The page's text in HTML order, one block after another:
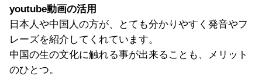
youtube動画の活用
日本人や中国人の方が、とても分かりやすく発音やフ
レーズを紹介してくれています。
中国の生の文化に触れる事が出来ることも、メリット
のひとつ。